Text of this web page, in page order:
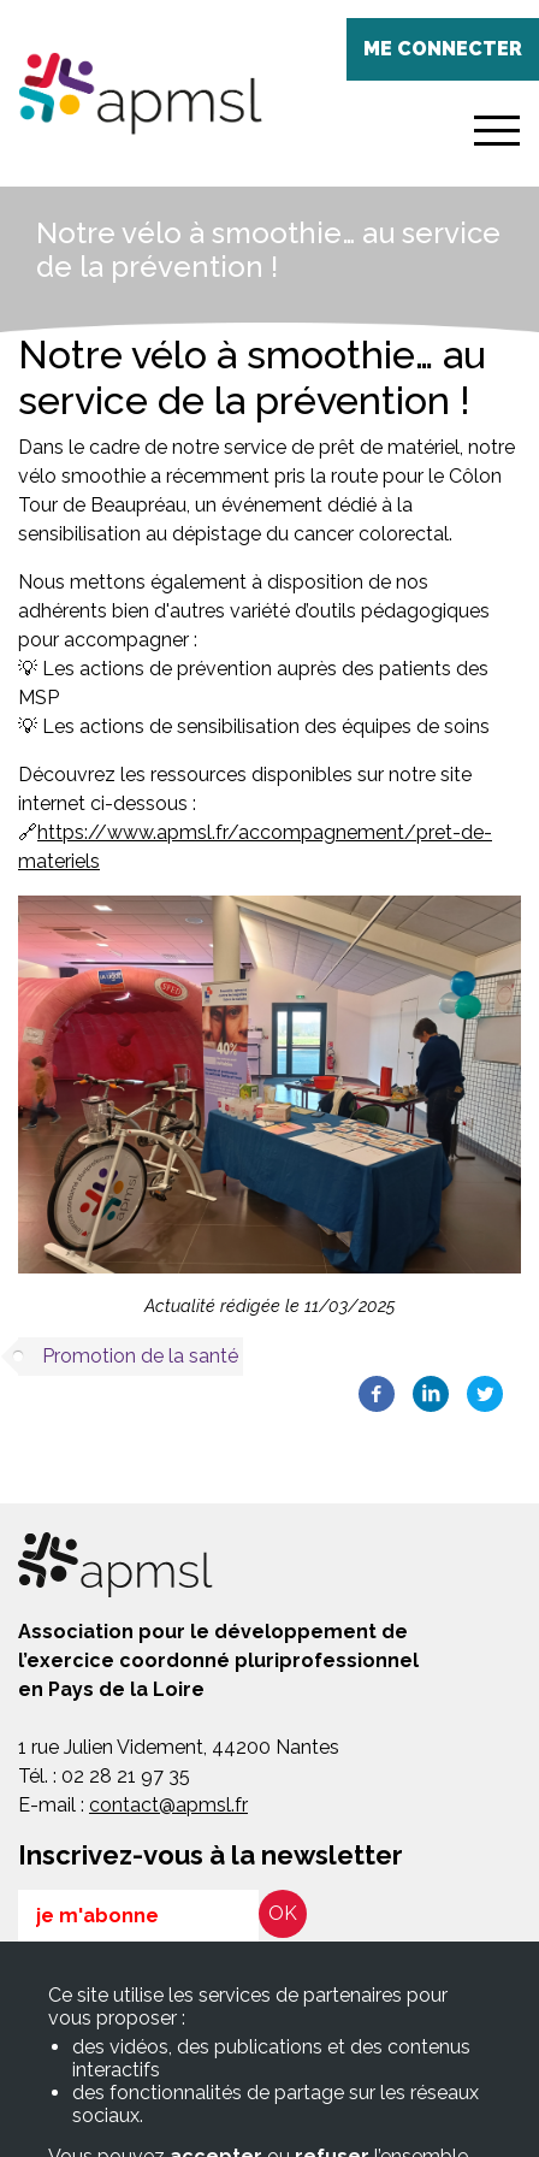
contenu
principal
ME CONNECTER
menu
Notre vélo à smoothie… au service
de la prévention !
Notre vélo à smoothie… au
service de la prévention !
Dans le cadre de notre service de prêt de matériel, notre
vélo smoothie a récemment pris la route pour le Côlon
Tour de Beaupréau, un événement dédié à la
sensibilisation au dépistage du cancer colorectal.
Nous mettons également à disposition de nos
adhérents bien d'autres variété d’outils pédagogiques
pour accompagner :
💡 Les actions de prévention auprès des patients des
MSP
💡 Les actions de sensibilisation des équipes de soins
Découvrez les ressources disponibles sur notre site
internet ci-dessous :
🔗https://www.apmsl.fr/accompagnement/pret-de-
materiels
Actualité rédigée le 11/03/2025
Promotion de la santé
Association pour le développement de
l’exercice coordonné pluriprofessionnel
en Pays de la Loire
1 rue Julien Videment, 44200 Nantes
Tél. : 02 28 21 97 35
E-mail : contact@apmsl.fr
Inscrivez-vous à la newsletter
Email
En soumettant ce formulaire, j’accepte que les informations
saisies soient exploitées pour les finalités décrites dans la page
Politique de confidentialité
Ce site utilise les services de partenaires pour
vous proposer :
des vidéos, des publications et des contenus
interactifs
des fonctionnalités de partage sur les réseaux
sociaux.